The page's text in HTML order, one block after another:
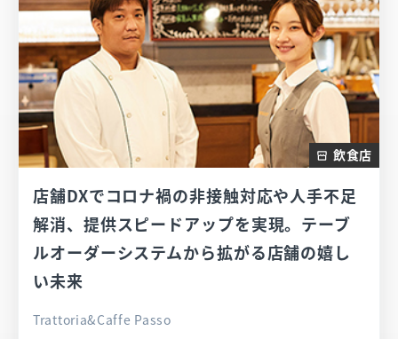
飲食店
店舗DXでコロナ禍の非接触対応や人手不足
解消、提供スピードアップを実現。テーブ
ルオーダーシステムから拡がる店舗の嬉し
い未来
Trattoria&Caffe Passo